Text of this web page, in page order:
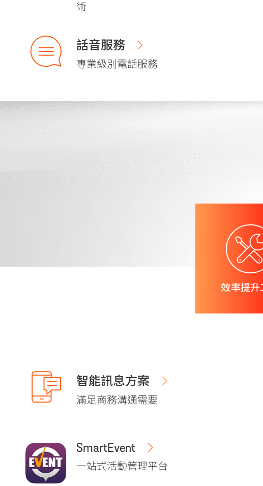
術
話音服務
專業級別電話服務
效率提升
智能訊息方案
滿足商務溝通需要
SmartEvent
一站式活動管理平台